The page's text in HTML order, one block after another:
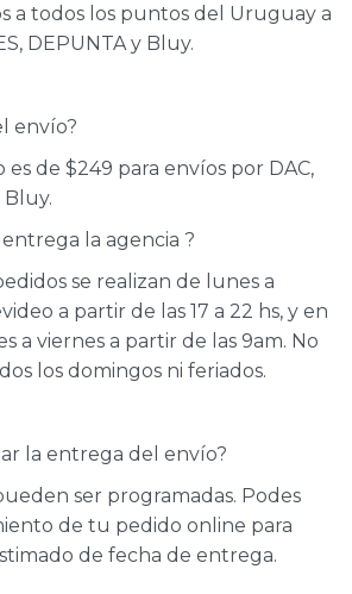
a todos los puntos del Uruguay a
DEPUNTA y Bluy.
envío?
de $249 para envíos por DAC,
Bluy.
la agencia ?
se realizan de lunes a
a partir de las 17 a 22 hs, y en
a viernes a partir de las 9am. No
los domingos ni feriados.
la entrega del envío?
ser programadas. Podes
de tu pedido online para
de fecha de entrega.